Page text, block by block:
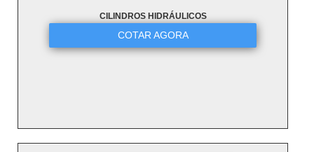
CILINDROS HIDRÁULICOS
COTAR AGORA